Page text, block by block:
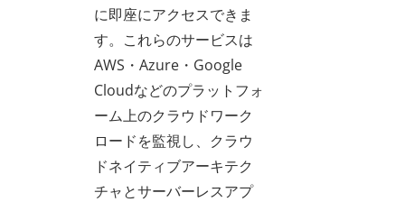
に即座にアクセスできま
す。これらのサービスは
AWS・Azure・Google
Cloudなどのプラットフォ
ーム上のクラウドワーク
ロードを監視し、クラウ
ドネイティブアーキテク
チャとサーバーレスアプ